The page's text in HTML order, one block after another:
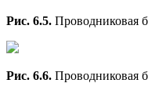
Рис. 6.5. Проводниковая
Рис. 6.6. Проводниковая